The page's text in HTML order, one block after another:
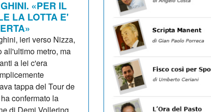
«PER IL
LA LOTTA E'
ieri verso Nizza,
all'ultimo metro, ma
a lei c'era
tappa del Tour de
confermato la